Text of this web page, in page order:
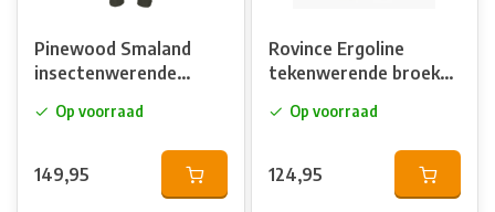
Pinewood Smaland
insectenwerende
Op voorraad
149,95
Rovince Ergoline
tekenwerende broek
Op voorraad
124,95